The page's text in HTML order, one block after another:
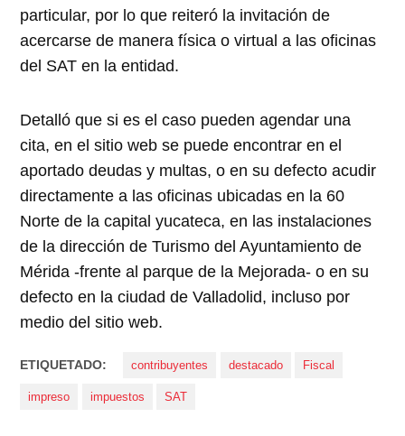
particular, por lo que reiteró la invitación de
acercarse de manera física o virtual a las oficinas
del SAT en la entidad.
Detalló que si es el caso pueden agendar una
cita, en el sitio web se puede encontrar en el
aportado deudas y multas, o en su defecto acudir
directamente a las oficinas ubicadas en la 60
Norte de la capital yucateca, en las instalaciones
de la dirección de Turismo del Ayuntamiento de
Mérida -frente al parque de la Mejorada- o en su
defecto en la ciudad de Valladolid, incluso por
medio del sitio web.
ETIQUETADO: contribuyentes destacado Fiscal
impreso impuestos SAT